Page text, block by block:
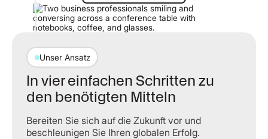
Unser Ansatz
In vier einfachen Schritten zu
den benötigten Mitteln
Bereiten Sie sich auf die Zukunft vor und
beschleunigen Sie Ihren globalen Erfolg.